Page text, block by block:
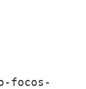
focos-